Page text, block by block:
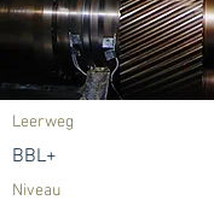
Leerweg
BBL+
Niveau